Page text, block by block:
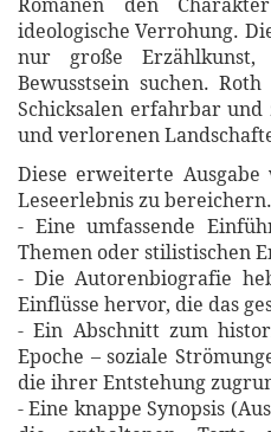
Romanen den
ideologische Verrohung.
nur große Erzählkunst,
Bewusstsein suchen.
Schicksalen erfahrbar und
und verlorenen
Diese erweiterte
Leseerlebnis zu bereichern.
- Eine umfassende
Themen oder stilistischen
- Die Autorenbiografie
Einflüsse hervor, die das
- Ein Abschnitt zum
Epoche – soziale
die ihrer Entstehung
- Eine knappe Synopsis